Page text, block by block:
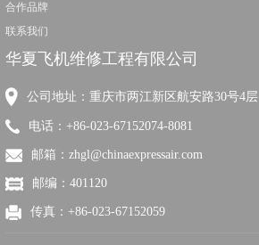
合作品牌
联系我们
华夏飞机维修工程有限公司
公司地址：重庆市两江新区航安路30号4层
电话：+86-023-67152074-8081
邮箱：zhgl@chinaexpressair.com
邮编：401120
传真：+86-023-67152059